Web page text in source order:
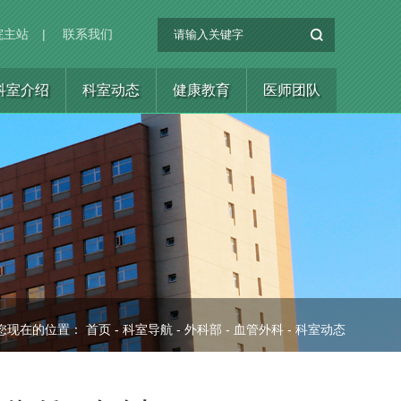
主站 | 联系我们
室介绍 科室动态 健康教育 医师团队
现在的位置： 首页 - 科室导航 - 外科部 - 血管外科 - 科室动态